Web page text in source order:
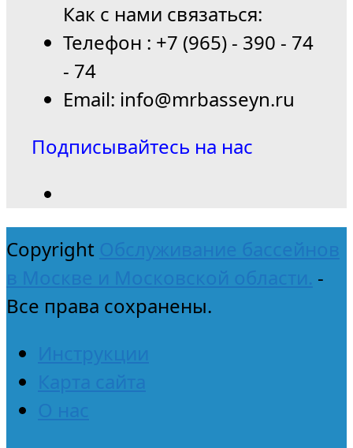
Как с нами связаться:
Телефон : +7 (965) - 390 - 74
- 74
Email: info@mrbasseyn.ru
Подписывайтесь на нас
Copyright Обслуживание бассейнов
в Москве и Московской области. -
Все права сохранены.
Инструкции
Карта сайта
О нас